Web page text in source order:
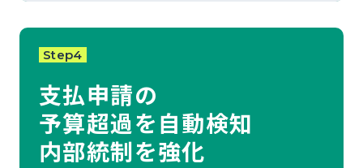
Step4
支払申請の
予算超過を自動検知
内部統制を強化